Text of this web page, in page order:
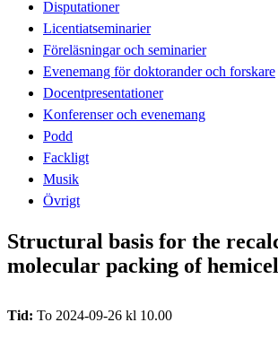
Disputationer
Licentiatseminarier
Föreläsningar och seminarier
Evenemang för doktorander och forskare
Docentpresentationer
Konferenser och evenemang
Podd
Fackligt
Musik
Övrigt
Structural basis for the
molecular packing of
Tid: To 2024-09-26 kl 10.00